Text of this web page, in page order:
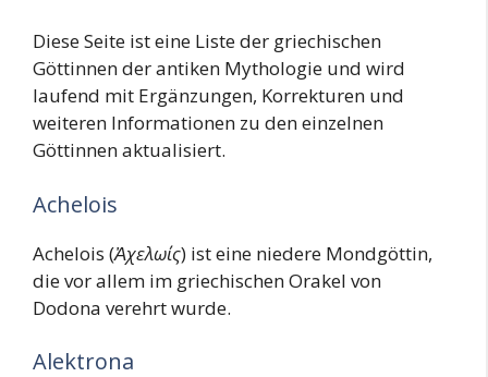
Diese Seite ist eine Liste der griechischen
Göttinnen der antiken Mythologie und wird
laufend mit Ergänzungen, Korrekturen und
weiteren Informationen zu den einzelnen
Göttinnen aktualisiert.
Achelois
Achelois (Ἀχελωίς) ist eine niedere Mondgöttin,
die vor allem im griechischen Orakel von
Dodona verehrt wurde.
Alektrona